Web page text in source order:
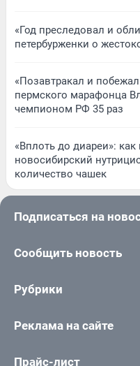
«Год преследовал и
петербурженки о
«Позавтракал и
пермского марафонца
чемпионом РФ 35 раз
«Вплоть до диареи»:
новосибирский
количество чашек
Подписаться на
Сообщить новость
Рубрики
Реклама на сайте
Прайс-лист